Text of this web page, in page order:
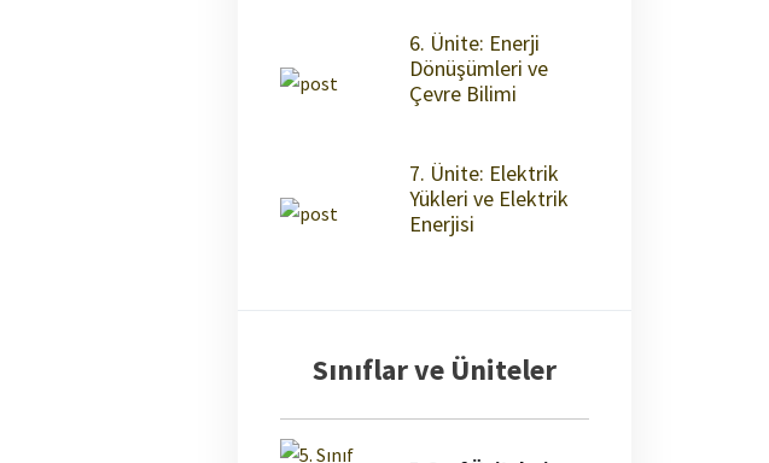
6. Ünite: Enerji
Dönüşümleri ve
Çevre Bilimi
7. Ünite: Elektrik
Yükleri ve Elektrik
Enerjisi
Sınıflar ve Üniteler